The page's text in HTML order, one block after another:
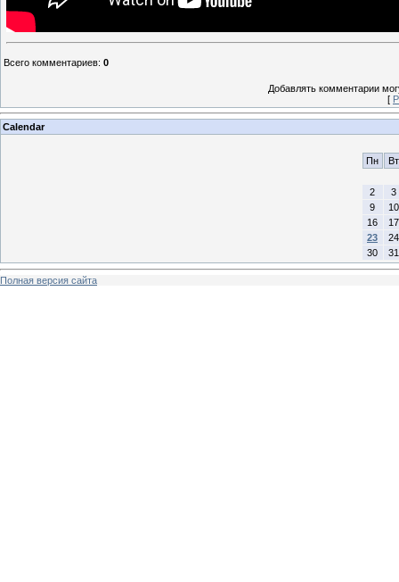
Всего комментариев: 0
Добавлять комментарии
[
Calendar
Пн Вт
2
3
9
10
16
17
23
24
30
31
Полная версия сайта